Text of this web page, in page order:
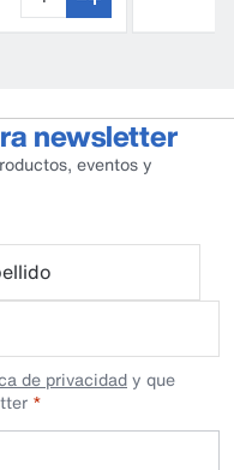
newsletter
eventos y
de privacidady que